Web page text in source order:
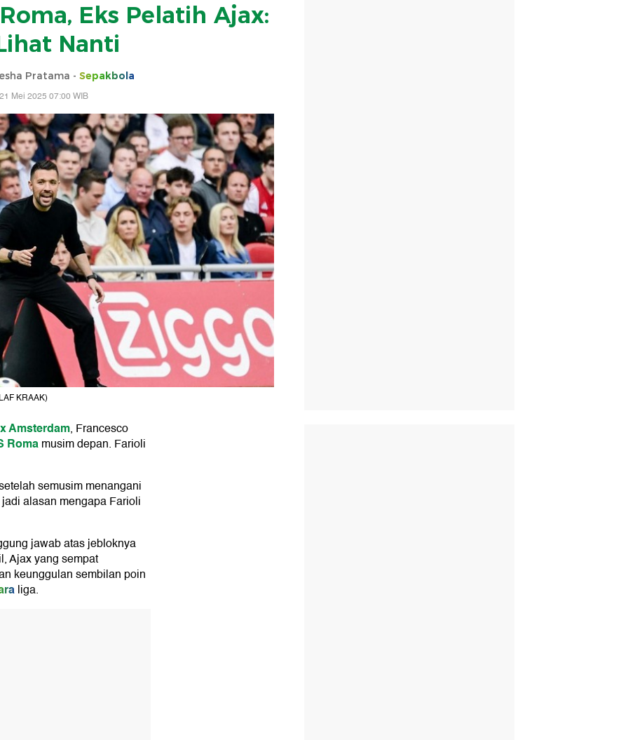
Eks Pelatih Ajax:
Nanti
Pratama - Sepakbola
Mei 2025 07:00 WIB
KRAAK)
Amsterdam, Francesco
Romamusim depan. Farioli
semusim menangani
alasan mengapa Farioli
jawab atas jebloknya
Ajax yang sempat
keunggulan sembilan poin
liga.